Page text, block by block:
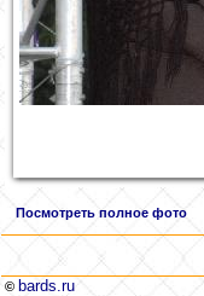
Посмотреть полное фото
© bards.ru